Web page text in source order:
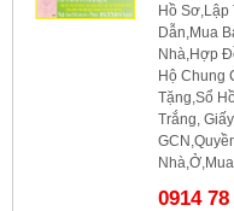
Hồ Sơ,Lập
Dẫn,Mua
Nhà,Hợp
Hộ Chung
Tặng,Sổ
Trắng,
0914